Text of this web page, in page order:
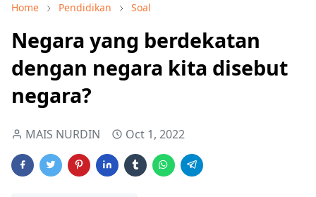
Home Pendidikan Soal
Negara yang berdekatan
dengan negara kita disebut
negara?
MAIS NURDIN Oct 1, 2022